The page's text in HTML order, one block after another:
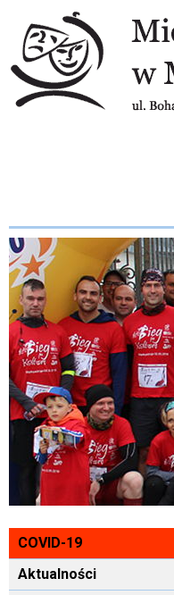
COVID-19
Aktualności